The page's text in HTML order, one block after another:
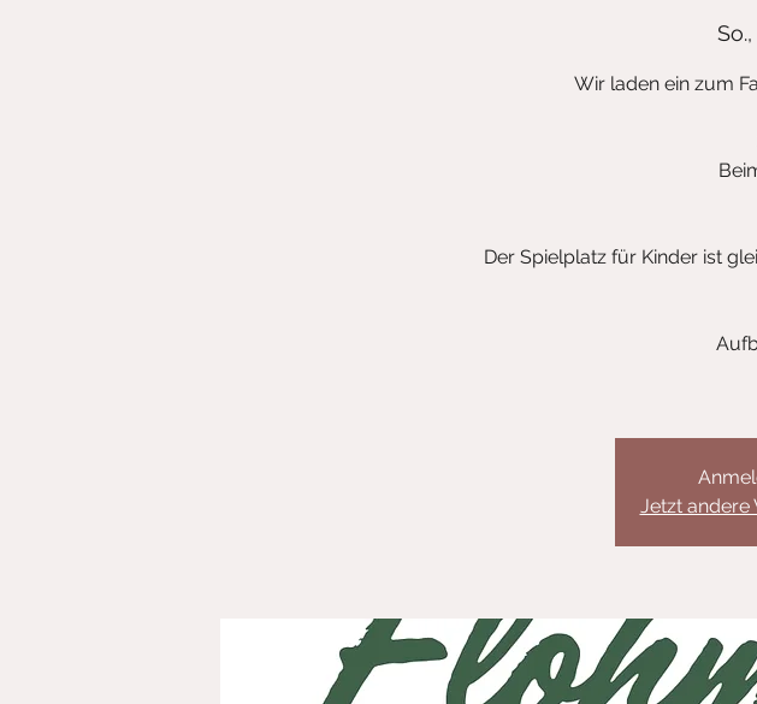
Wir laden ein zum
Der Spielplatz für Kinder ist
Jetzt andere